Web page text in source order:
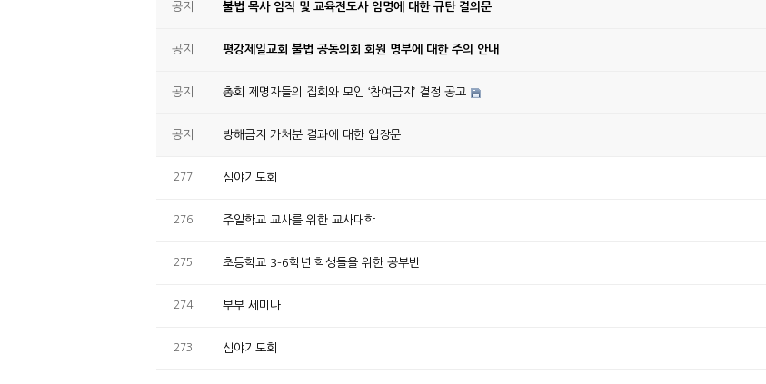
공지 불법 목사 임직 및 교육전도사 임명에 대한 규탄 결의문
공지 평강제일교회 불법 공동의회 회원 명부에 대한 주의 안내
공지 총회 제명자들의 집회와 모임 ‘참여금지’ 결정 공고
공지 방해금지 가처분 결과에 대한 입장문
277 심야기도회
276 주일학교 교사를 위한 교사대학
275 초등학교 3-6학년 학생들을 위한 공부반
274 부부 세미나
273 심야기도회